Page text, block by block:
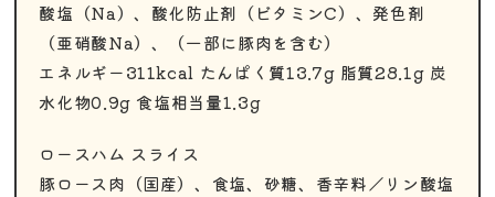
酸塩（Na）、酸化防止剤（ビタミンC）、発色剤
（亜硝酸Na）、（一部に豚肉を含む）
エネルギー311kcal たんぱく質13.7g 脂質28.1g 炭
水化物0.9g 食塩相当量1.3g
ロースハム スライス
豚ロース肉（国産）、食塩、砂糖、香辛料／リン酸塩